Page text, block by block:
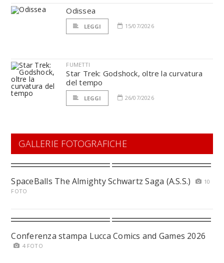
Odissea
LEGGI 15/07/2026
FUMETTI
Star Trek: Godshock, oltre la curvatura
del tempo
LEGGI 26/07/2026
GALLERIE FOTOGRAFICHE
SpaceBalls The Almighty Schwartz Saga (A.S.S.)
10
FOTO
Conferenza stampa Lucca Comics and Games 2026
4 FOTO